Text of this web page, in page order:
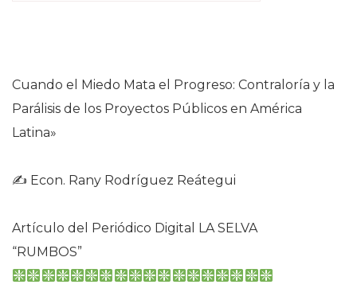
Cuando el Miedo Mata el Progreso: Contraloría y la
Parálisis de los Proyectos Públicos en América
Latina»
✍️ Econ. Rany Rodríguez Reátegui
Artículo del Periódico Digital LA SELVA
“RUMBOS”